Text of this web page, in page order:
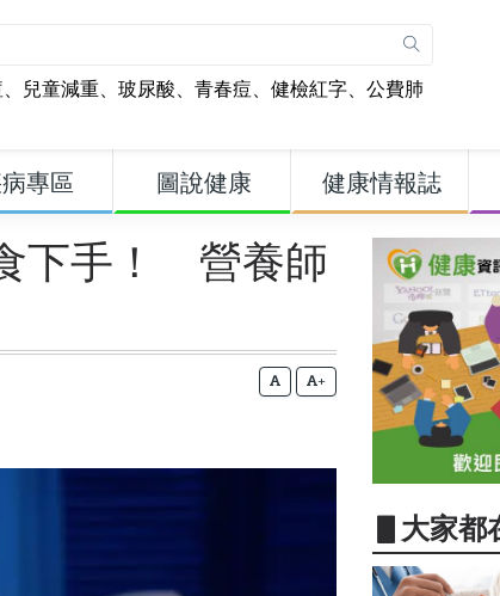
、 兒童減重、 玻尿酸、 青春痘、 健檢紅字、 公費肺
專區 圖說健康 健康情報誌
下手！ 營養師
+
▋大家都